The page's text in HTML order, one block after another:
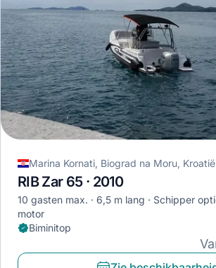
Marina Kornati, Biograd na Moru, Kroatië
RIB Zar 65 · 2010
10 gasten max. 6,5 m lang Schipper
motor
Biminitop